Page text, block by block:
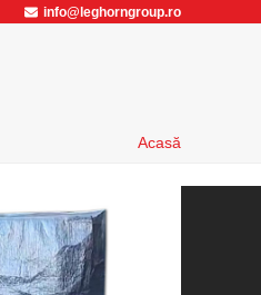
info@leghorngroup.ro
Acasă